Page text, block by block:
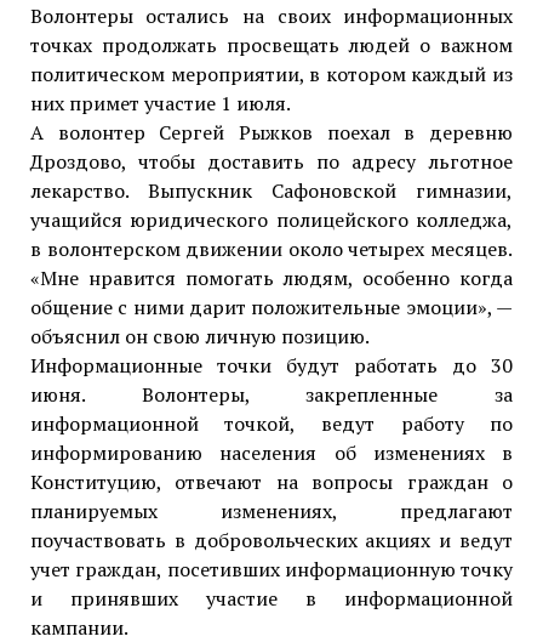
Волонтеры остались на своих информационных
точках продолжать просвещать людей о важном
политическом мероприятии, в котором каждый из
них примет участие 1 июля.
А волонтер Сергей Рыжков поехал в деревню
Дроздово, чтобы доставить по адресу льготное
лекарство. Выпускник Сафоновской гимназии,
учащийся юридического полицейского колледжа,
в волонтерском движении около четырех месяцев.
«Мне нравится помогать людям, особенно когда
общение с ними дарит положительные эмоции», —
объяснил он свою личную позицию.
Информационные точки будут работать до 30
июня. Волонтеры, закрепленные за
информационной точкой, ведут работу по
информированию населения об изменениях в
Конституцию, отвечают на вопросы граждан о
планируемых изменениях, предлагают
поучаствовать в добровольческих акциях и ведут
учет граждан, посетивших информационную точку
и принявших участие в информационной
кампании.